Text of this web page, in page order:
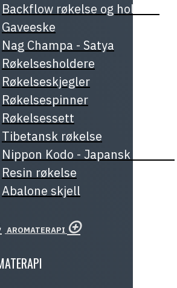
Backflow røkelse og holdere
Gaveeske
Nag Champa - Satya
Røkelsesholdere
Røkelseskjegler
Røkelsespinner
Røkelsessett
Tibetansk røkelse
Nippon Kodo - Japansk røkelse
Resin røkelse
Abalone skjell
AROMATERAPI